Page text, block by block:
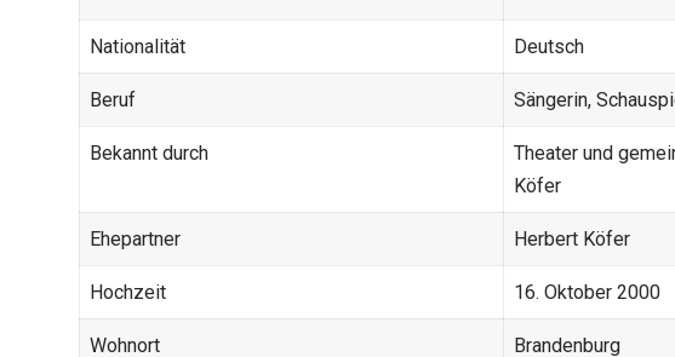
Nationalität Deutsch
Beruf Sängerin,
Bekannt durch
Theater und
Köfer
Ehepartner Herbert Köfer
Hochzeit 16. Oktober 2000
Wohnort Brandenburg